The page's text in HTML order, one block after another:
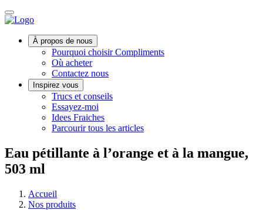
Main
MenuÀ propos de nous
Pourquoi choisir Compliments
Où acheter
Contactez nous
Inspirez vous
Trucs et conseils
Essayez-moi
Idees Fraiches
Parcourir tous les articles
Eau pétillante à l’orange et à la mangue,
503 ml
Accueil
Nos produits